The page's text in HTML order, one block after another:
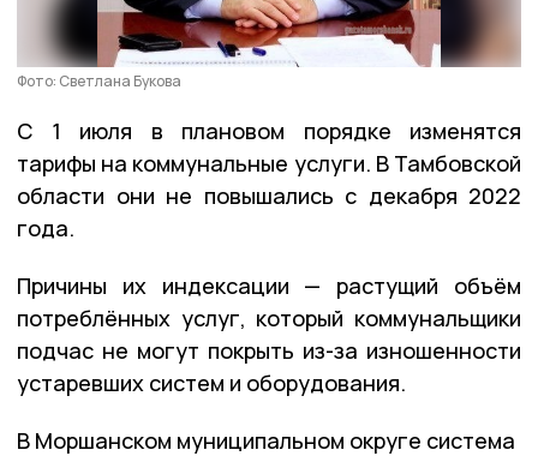
Фото: Светлана Букова
С 1 июля в плановом порядке изменятся
тарифы на коммунальные услуги. В Тамбовской
области они не повышались с декабря 2022
года.
Причины их индексации — растущий объём
потреблённых услуг, который коммунальщики
подчас не могут покрыть из-за изношенности
устаревших систем и оборудования.
В Моршанском муниципальном округе система